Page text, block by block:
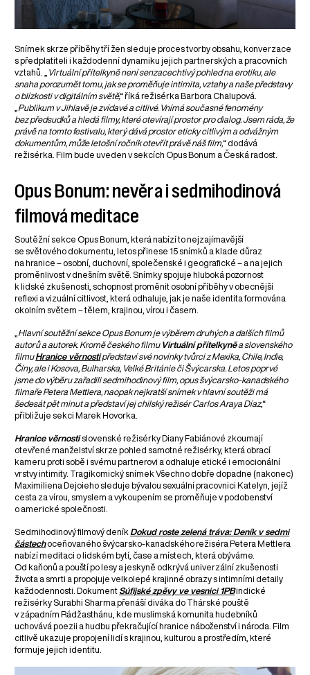
Snímek skrze příběhy tří žen sleduje proces tvorby obsahu, konverzace
s předplatiteli i každodenní dynamiku jejich partnerských a pracovních
vztahů. „
Virtuální přítelkyně není senzacechtivý pohled na erotiku, ale
snaha porozumět tomu, jak se proměňuje intimita, vztahy a naše představy
o blízkosti v digitálním světě,“ říká režisérka Barbora Chalupová.
Publikum v Jihlavě je zvídavé a citlivé. Vnímá současné fenomény
bez předsudků a hledá filmy, které otevírají prostor pro dialog. Jsem ráda, že
právě na tomto festivalu, který dává prostor eticky citlivým a odvážným
dokumentům, může letošní ročník otevřít právě náš film,“ dodává
režisérka. Film bude uveden v sekcích Opus Bonum a Česká radost.
Opus Bonum: nevěra i sedmihodinová
filmová meditace
Soutěžní sekce Opus Bonum, která nabízí to nejzajímavější
se světového dokumentu, letos přinese 15 snímků a klade důraz
na hranice – osobní, duchovní, společenské i geografické – a na jejich
proměnlivost v dnešním světě. Snímky spojuje hluboká pozornost
k lidské zkušenosti, schopnost proměnit osobní příběhy v obecnější
reflexi a vizuální citlivost, která odhaluje, jak je naše identita formována
okolním světem – tělem, krajinou, vírou i časem.
Hlavní soutěžní sekce Opus Bonum je výběrem druhých a dalších filmů
autorů a autorek. Kromě českého filmu Virtuální přítelkyněa slovenského
filmuHranice věrnostipředstaví své novinky tvůrci z Mexika, Chile, Indie,
Číny, ale i Kosova, Bulharska, Velké Británie či Švýcarska. Letos poprvé
jsme do výběru zařadili sedmihodinový film, opus švýcarsko-kanadského
filmaře Petera Mettlera, naopak nejkratší snímek v hlavní soutěži má
šedesát pět minut a představí jej chilský režisér Carlos Araya Díaz,“
přibližuje sekci Marek Hovorka.
Hranice věrnostislovenské režisérky Diany Fabiánové zkoumají
otevřené manželství skrze pohled samotné režisérky, která obrací
kameru proti sobě i svému partnerovi a odhaluje etické i emocionální
vrstvy intimity. Tragikomický snímek Všechno dobře dopadne (nakonec)
Maximiliena Dejoieho sleduje bývalou sexuální pracovnici Katelyn, jejíž
cesta za vírou, smyslem a vykoupením se proměňuje v podobenství
o americké společnosti.
Sedmihodinový filmový deník Dokud roste zelená tráva: Deník v sedmi
částechoceňovaného švýcarsko-kanadského režiséra Petera Mettlera
nabízí meditaci o lidském bytí, čase a místech, která obýváme.
Od kaňonů a pouští po lesy a jeskyně odkrývá univerzální zkušenosti
života a smrti a propojuje velkolepé krajinné obrazy s intimními detaily
každodennosti. Dokument Súfijské zpěvy ve vesnici 1PBindické
režisérky Surabhi Sharma přenáší diváka do Thárské pouště
v západním Rádžasthánu, kde muslimská komunita hudebníků
uchovává poezii a hudbu překračující hranice náboženství i národa. Film
citlivě ukazuje propojení lidí s krajinou, kulturou a prostředím, které
formuje jejich identitu.